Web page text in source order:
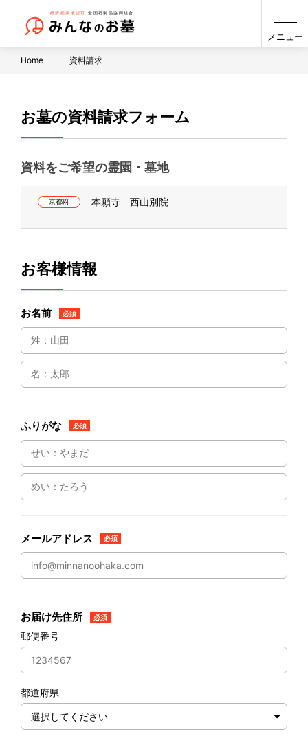
メニュー
Home 資料請求
お墓の資料請求フォーム
資料をご希望の霊園・墓地
京都府 本願寺 西山別院
お客様情報
お名前 必須
ふりがな 必須
メールアドレス 必須
お届け先住所 必須
郵便番号
都道府県